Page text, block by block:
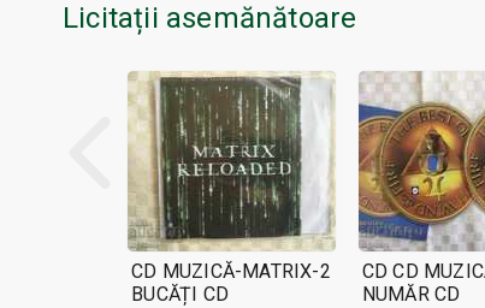
Licitații asemănătoare
CD MUZICĂ-MATRIX-2
BUCĂȚI CD
CD CD
NUMĂR CD